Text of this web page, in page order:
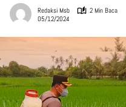
Redaksi Msb
2 Min Baca
05/12/2024